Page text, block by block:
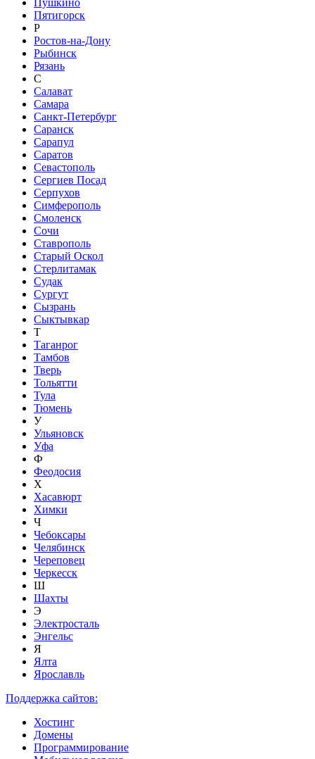
Пушкино
Пятигорск
Р
Ростов-на-Дону
Рыбинск
Рязань
С
Салават
Самара
Санкт-Петербург
Саранск
Сарапул
Саратов
Севастополь
Сергиев Посад
Серпухов
Симферополь
Смоленск
Сочи
Ставрополь
Старый Оскол
Стерлитамак
Судак
Сургут
Сызрань
Сыктывкар
Т
Таганрог
Тамбов
Тверь
Тольятти
Тула
Тюмень
У
Ульяновск
Уфа
Ф
Феодосия
Х
Хасавюрт
Химки
Ч
Чебоксары
Челябинск
Череповец
Черкесск
Ш
Шахты
Э
Электросталь
Энгельс
Я
Ялта
Ярославль
Поддержка сайтов:
Хостинг
Домены
Программирование